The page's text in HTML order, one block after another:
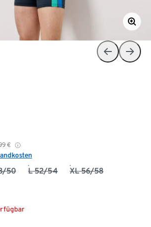
€
50 L 52/54 XL 56/58